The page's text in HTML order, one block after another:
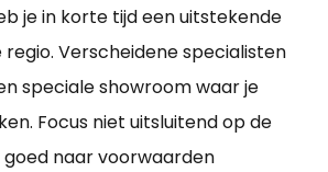
je in korte tijd een uitstekende
Verscheidene specialisten
speciale showroom waar je
Focus niet uitsluitend op de
goed naar voorwaarden